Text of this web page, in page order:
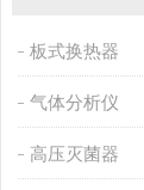
板式换热器
气体分析仪
高压灭菌器